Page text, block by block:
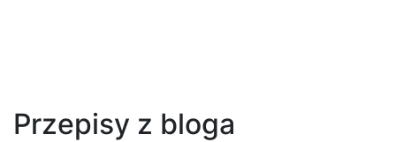
Przepisy z bloga